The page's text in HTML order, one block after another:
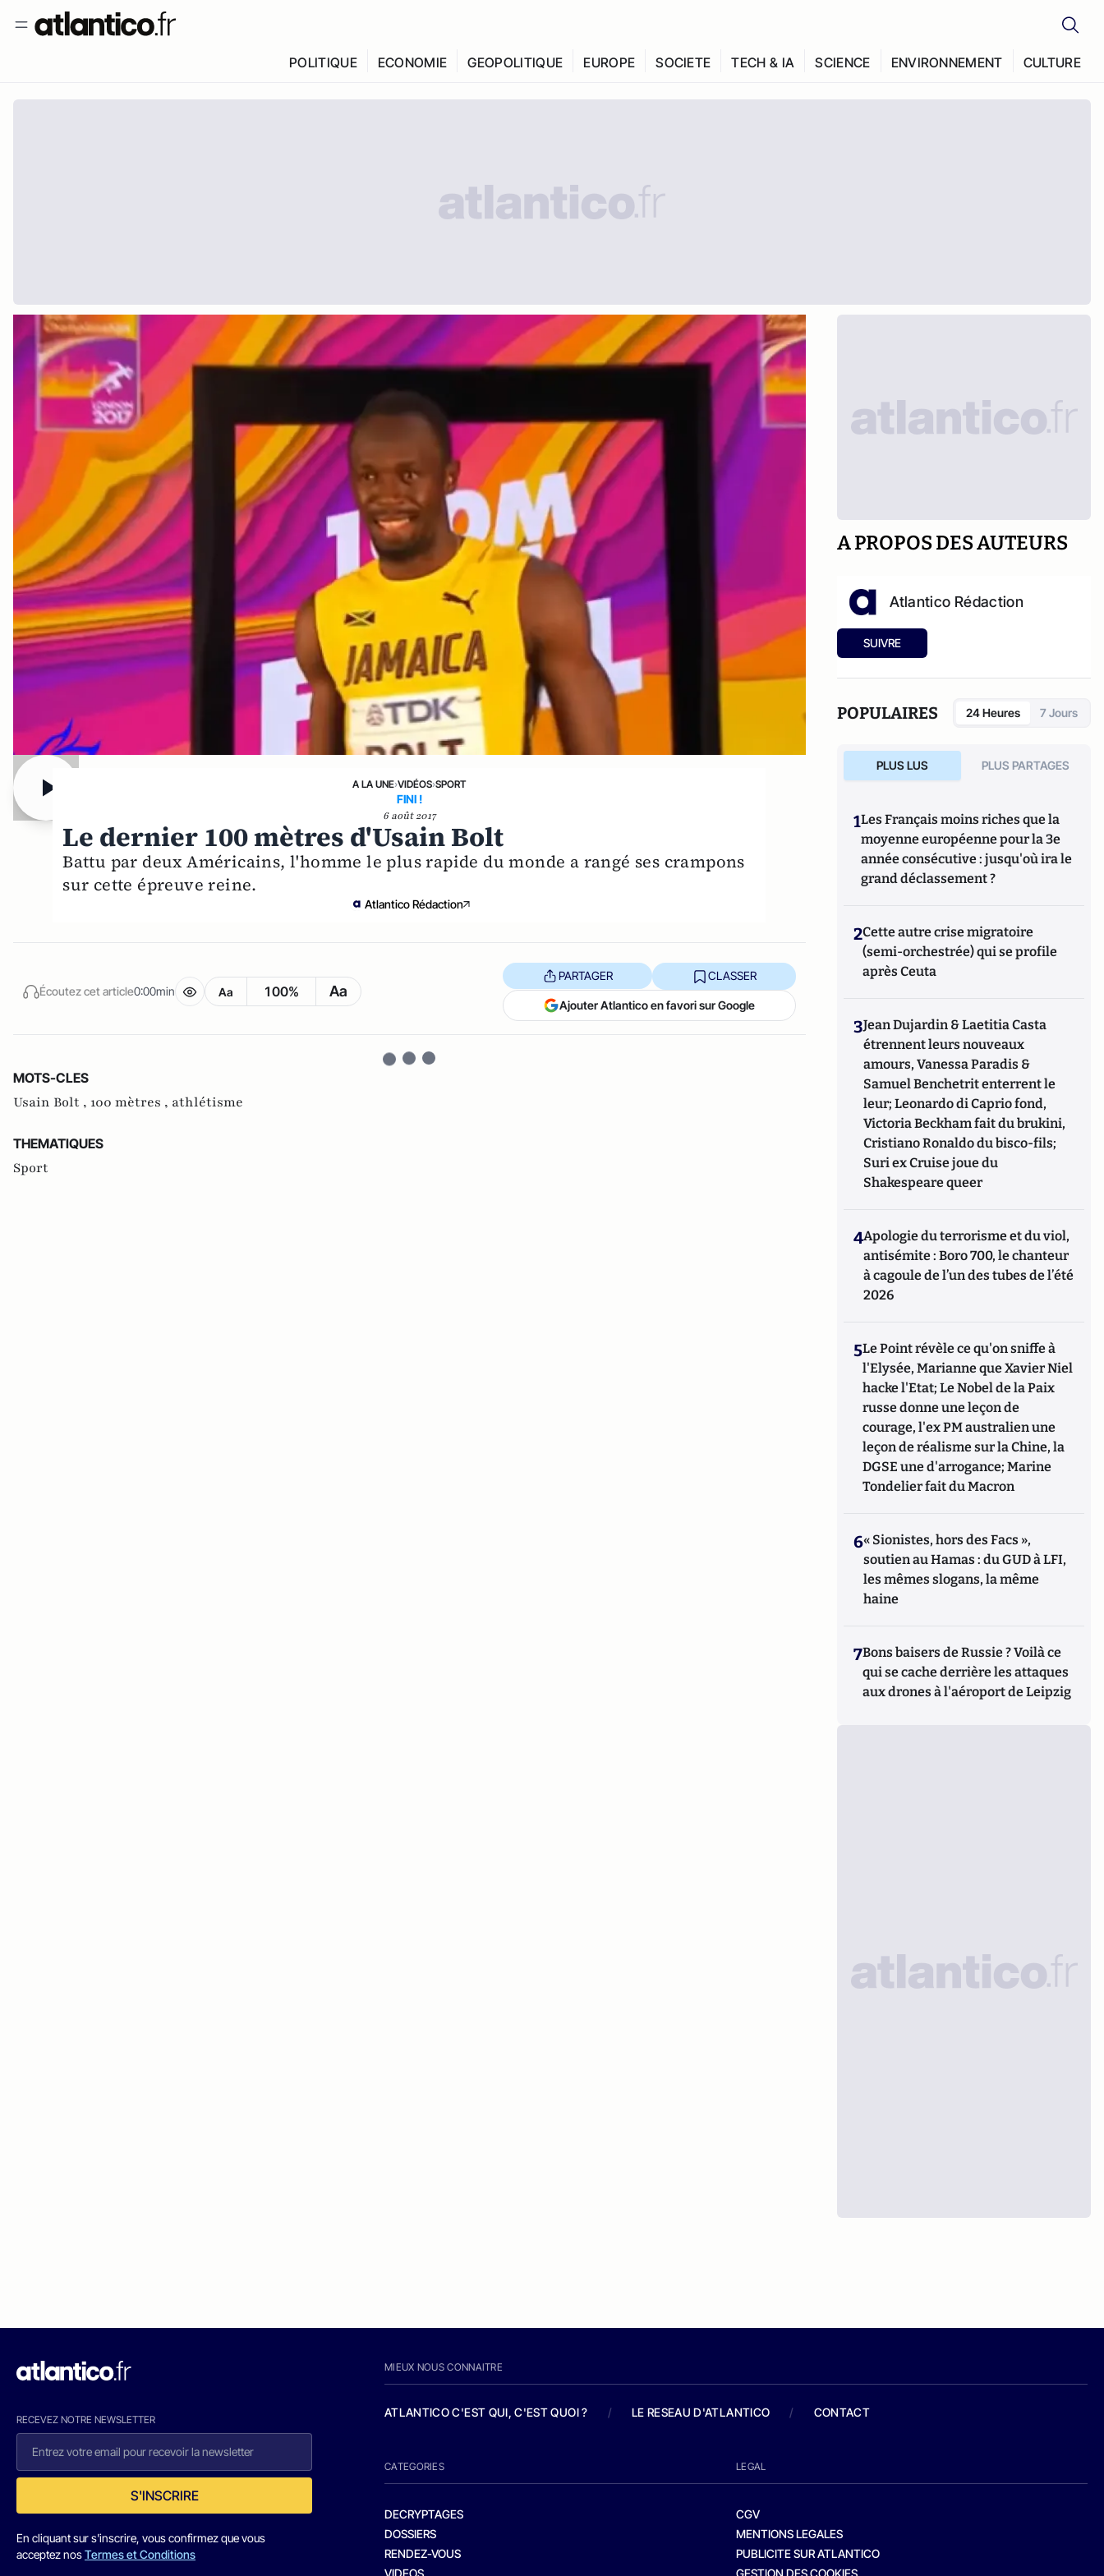
POLITIQUE ECONOMIE GEOPOLITIQUE EUROPE SOCIETE TECH & IA SCIENCE ENVIRONNEMENT CULTURE
A LA UNE›VIDÉOS›SPORT
FINI !
6 août 2017
Le dernier 100 mètres d'Usain Bolt
Battu par deux Américains, l'homme le plus rapide du monde a rangé ses crampons
sur cette épreuve reine.
Atlantico Rédaction
Écoutez cet article0:00min Aa 100% Aa
PARTAGER CLASSER
Ajouter Atlantico en favori sur Google
MOTS-CLES
Usain Bolt , 100 mètres , athlétisme
THEMATIQUES
Sport
A PROPOS DES AUTEURS
Atlantico Rédaction
SUIVRE
POPULAIRES 24 Heures 7 Jours
PLUS LUS PLUS PARTAGES
1Les Français moins riches que la
moyenne européenne pour la 3e
année consécutive : jusqu'où ira le
grand déclassement ?
2Cette autre crise migratoire
(semi-orchestrée) qui se profile
après Ceuta
3Jean Dujardin & Laetitia Casta
étrennent leurs nouveaux
amours, Vanessa Paradis &
Samuel Benchetrit enterrent le
leur; Leonardo di Caprio fond,
Victoria Beckham fait du brukini,
Cristiano Ronaldo du bisco-fils;
Suri ex Cruise joue du
Shakespeare queer
4Apologie du terrorisme et du viol,
antisémite : Boro 700, le chanteur
à cagoule de l’un des tubes de l’été
2026
5Le Point révèle ce qu'on sniffe à
l'Elysée, Marianne que Xavier Niel
hacke l'Etat; Le Nobel de la Paix
russe donne une leçon de
courage, l'ex PM australien une
leçon de réalisme sur la Chine, la
DGSE une d'arrogance; Marine
Tondelier fait du Macron
6« Sionistes, hors des Facs »,
soutien au Hamas : du GUD à LFI,
les mêmes slogans, la même
haine
7Bons baisers de Russie ? Voilà ce
qui se cache derrière les attaques
aux drones à l'aéroport de Leipzig
RECEVEZ NOTRE NEWSLETTER
S'INSCRIRE
En cliquant sur s'inscrire, vous confirmez que vous
acceptez nosTermes et Conditions
MIEUX NOUS CONNAITRE
ATLANTICO C'EST QUI, C'EST QUOI ? / LE RESEAU D'ATLANTICO / CONTACT
CATEGORIES
DECRYPTAGES
DOSSIERS
RENDEZ-VOUS
VIDEOS
LEGAL
CGV
MENTIONS LEGALES
PUBLICITE SUR ATLANTICO
GESTION DES COOKIES